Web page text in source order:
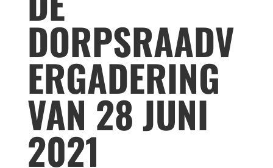
DORPSRAADV
ERGADERING
VAN 28 JUNI
2021